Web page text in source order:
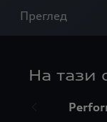
Преглед
На тази